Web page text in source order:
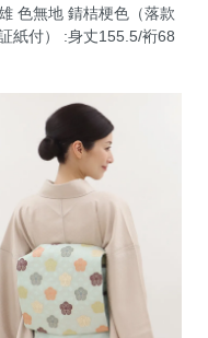
色無地 錆桔梗色（落款
紙付） :身丈155.5/裄68